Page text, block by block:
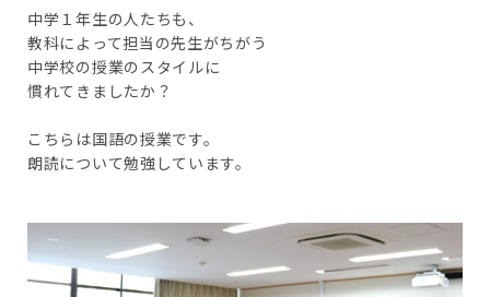
中学１年生の人たちも、
教科によって担当の先生がちがう
中学校の授業のスタイルに
慣れてきましたか？
こちらは国語の授業です。
朗読について勉強しています。